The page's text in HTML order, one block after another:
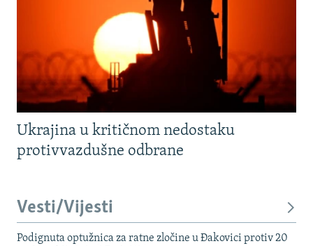
Ukrajina u kritičnom nedostaku
protivvazdušne odbrane
Vesti/Vijesti
Podignuta optužnica za ratne zločine u Đakovici protiv 20